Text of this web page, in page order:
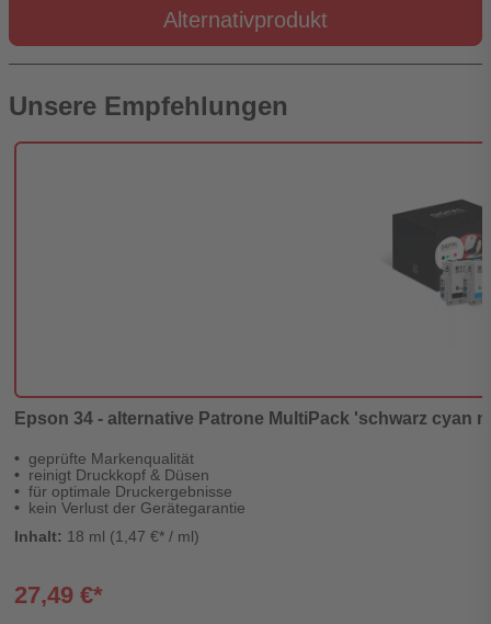
Alternativprodukt
Unsere Empfehlungen
Epson 34 - alternative Patrone MultiPack 'schwarz cyan
geprüfte Markenqualität
reinigt Druckkopf & Düsen
für optimale Druckergebnisse
kein Verlust der Gerätegarantie
Inhalt: 18 ml (1,47 €* / ml)
27,49 €*